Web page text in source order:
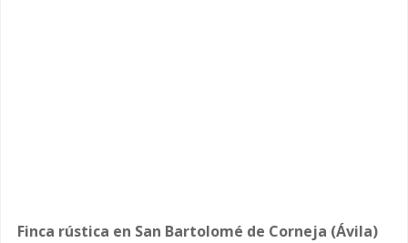
Finca rústica en San Bartolomé de Corneja (Ávila)